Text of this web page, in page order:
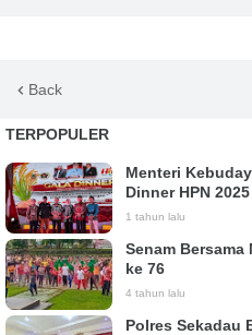
Back
TERPOPULER
Menteri
Dinner HPN
1 tahun lalu
Senam Bersama
ke 76
4 tahun lalu
Polres Sekadau